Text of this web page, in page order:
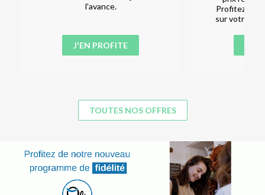
l'avance.
J'EN PROFITE
Profitez de -
sur votre
TOUTES NOS OFFRES